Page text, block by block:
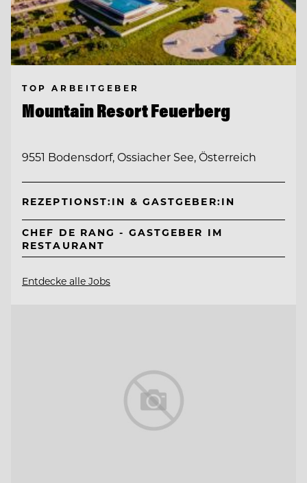
TOP ARBEITGEBER
Mountain Resort Feuerberg
9551 Bodensdorf, Ossiacher See, Österreich
REZEPTIONST:IN & GASTGEBER:IN
CHEF DE RANG - GASTGEBER IM
RESTAURANT
Entdecke alle Jobs